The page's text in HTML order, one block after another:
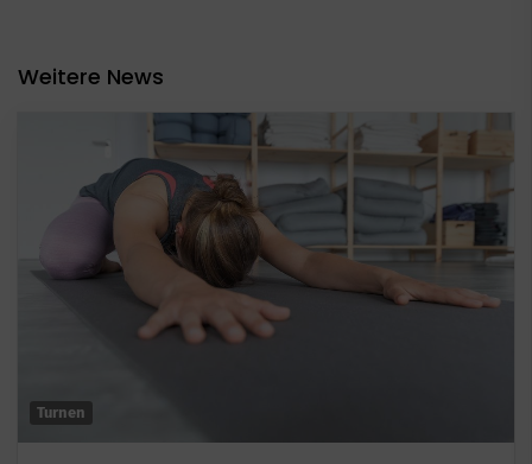
Weitere News
Turnen